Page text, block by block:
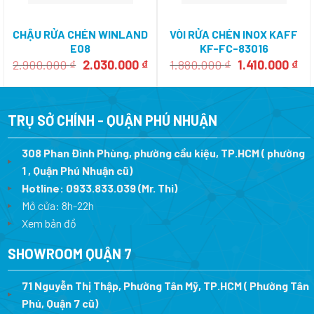
CHẬU RỬA CHÉN WINLAND
E08
2.900.000₫ Giá
là:
2.030.000 ₫Giá
tại
2.030.000 ₫.
VÒI RỬA CHÉN INOX KAFF
KF-FC-83016
1.880.000₫ Giá
là:
1.410.000 ₫Giá
tại
TRỤ SỞ CHÍNH - QUẬN PHÚ NHUẬN
308 Phan Đình Phùng, phường cầu kiệu, TP.HCM ( phường
1 , Quận Phú Nhuận cũ)
Hotline: 0933.833.039(Mr. Thi)
Mở cửa: 8h-22h
Xem bản đồ
SHOWROOM QUẬN 7
71 Nguyễn Thị Thập, Phường Tân Mỹ, TP.HCM ( Phường Tân
Phú, Quận 7 cũ)